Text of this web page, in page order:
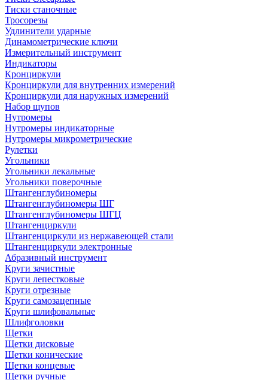
Тиски станочные
Тросорезы
Удлинители ударные
Динамометрические ключи
Измерительный инструмент
Индикаторы
Кронциркули
Кронциркули для внутренних измерений
Кронциркули для наружных измерений
Набор щупов
Нутромеры
Нутромеры индикаторные
Нутромеры микрометрические
Рулетки
Угольники
Угольники лекальные
Угольники поверочные
Штангенглубиномеры
Штангенглубиномеры ШГ
Штангенглубиномеры ШГЦ
Штангенциркули
Штангенциркули из нержавеющей стали
Штангенциркули электронные
Абразивный инструмент
Круги зачистные
Круги лепестковые
Круги отрезные
Круги самозацепные
Круги шлифовальные
Шлифголовки
Щетки
Щетки дисковые
Щетки конические
Щетки концевые
Щетки ручные